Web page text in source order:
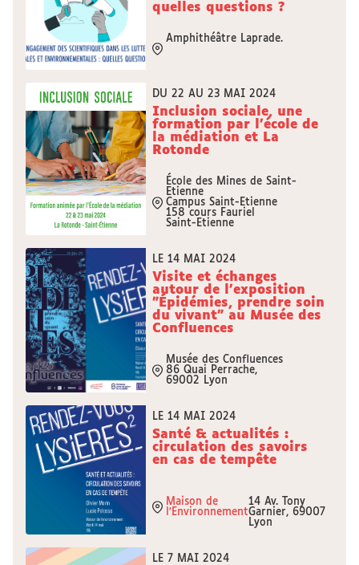
quelles questions ?
Amphithéâtre Laprade.
DU 22 AU 23 MAI 2024
Inclusion sociale, une
formation par l'école de
la médiation et La
Rotonde
École des Mines de Saint-
Etienne
Campus Saint-Etienne
158 cours Fauriel
Saint-Etienne
LE 14 MAI 2024
Visite et échanges
autour de l'exposition
"Épidémies, prendre soin
du vivant" au Musée des
Confluences
Musée des Confluences
86 Quai Perrache,
69002 Lyon
LE 14 MAI 2024
Santé & actualités :
circulation des savoirs
en cas de tempête
Maison de
l'Environnement
14 Av. Tony
Garnier, 69007
Lyon
LE 7 MAI 2024